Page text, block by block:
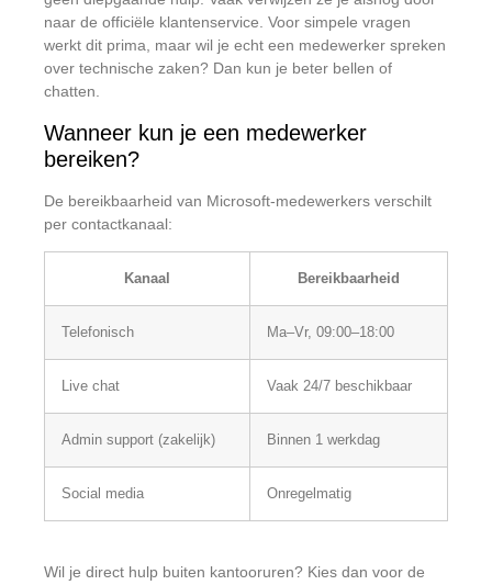
naar de officiële klantenservice. Voor simpele vragen
werkt dit prima, maar wil je echt een medewerker spreken
over technische zaken? Dan kun je beter bellen of
chatten.
Wanneer kun je een medewerker
bereiken?
De bereikbaarheid van Microsoft-medewerkers verschilt
per contactkanaal:
Kanaal Bereikbaarheid
Telefonisch Ma–Vr, 09:00–18:00
Live chat Vaak 24/7 beschikbaar
Admin support (zakelijk) Binnen 1 werkdag
Social media Onregelmatig
Wil je direct hulp buiten kantooruren? Kies dan voor de